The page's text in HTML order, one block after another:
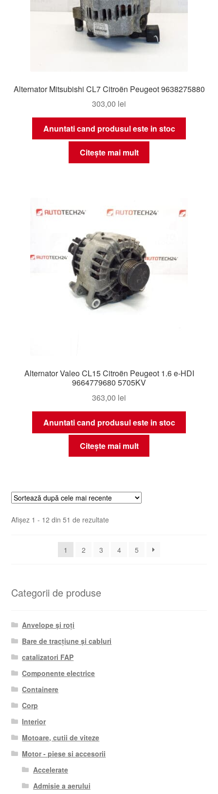
Alternator Mitsubishi CL7 Citroën Peugeot 9638275880
303,00 lei
Anuntati cand produsul este in stoc
Citește mai mult
Alternator Valeo CL15 Citroën Peugeot 1.6 e-HDI
9664779680 5705KV
363,00 lei
Anuntati cand produsul este in stoc
Citește mai mult
Afișez 1 - 12 din 51 de rezultateSortat
mai
1 2 3 4 5
Categorii de produse
Anvelope și roți
Bare de tracțiune și cabluri
catalizatori FAP
Componente electrice
Containere
Corp
Interior
Motoare, cutii de viteze
Motor - piese si accesorii
Accelerate
Admisie a aerului